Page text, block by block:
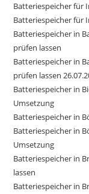
Batteriespeicher für
Batteriespeicher für
Batteriespeicher in
prüfen lassen
Batteriespeicher in
prüfen lassen
Batteriespeicher in
Umsetzung
Batteriespeicher in
Batteriespeicher in
Umsetzung
Batteriespeicher in
lassen
Batteriespeicher in